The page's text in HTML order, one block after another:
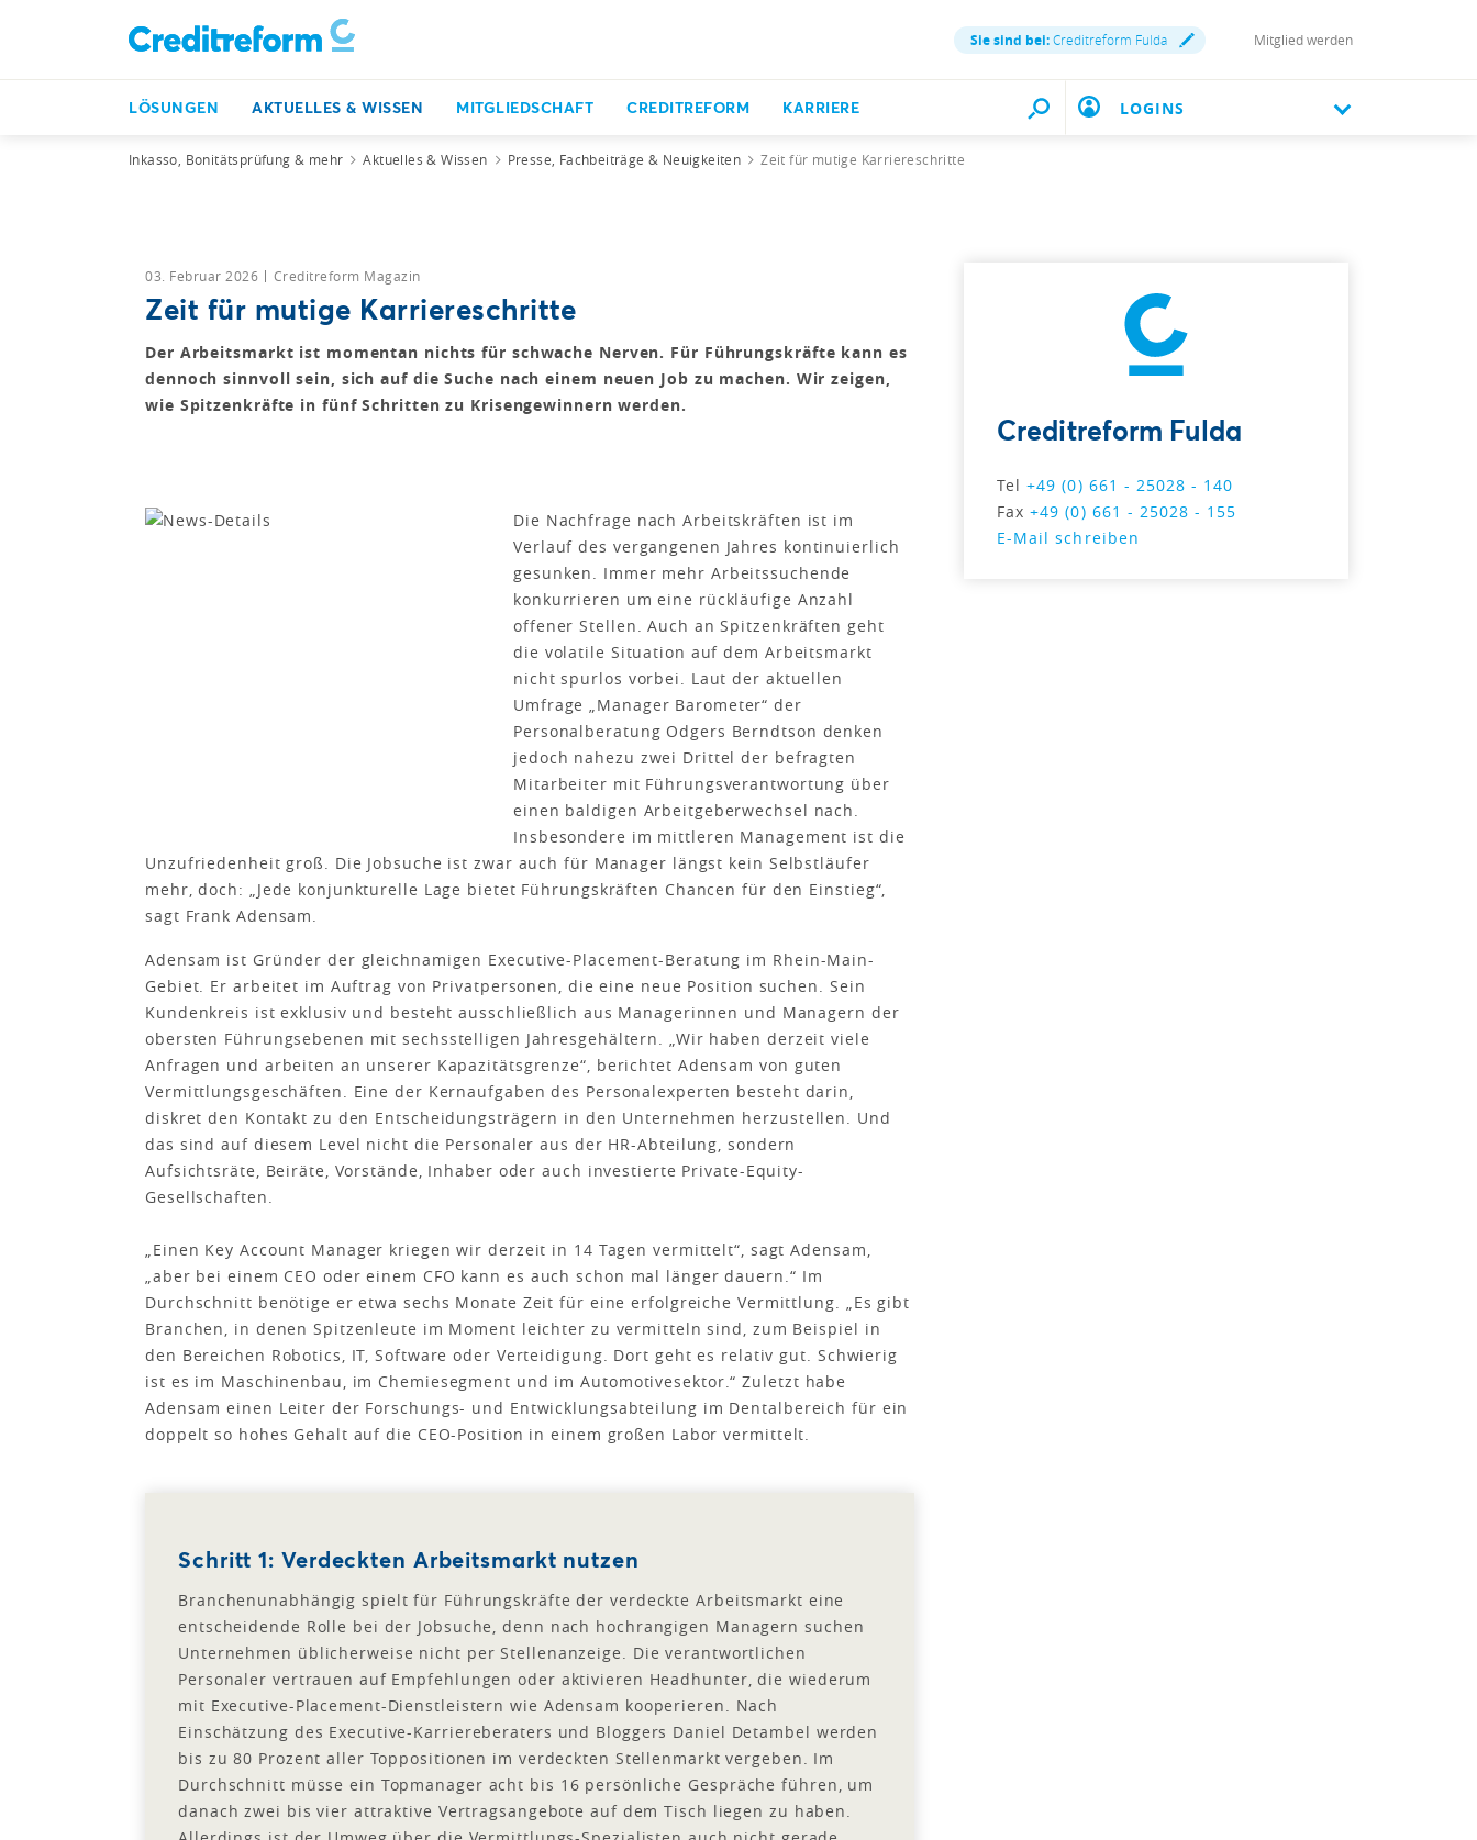
Sie sind bei:Creditreform Fulda Mitglied werden
LÖSUNGEN AKTUELLES & WISSEN MITGLIEDSCHAFT CREDITREFORM KARRIERE LOGINS
Inkasso, Bonitätsprüfung & mehr Aktuelles & Wissen Presse, Fachbeiträge & Neuigkeiten Zeit für mutige Karriereschritte
03. Februar 2026 Creditreform Magazin
Zeit für mutige Karriereschritte
Der Arbeitsmarkt ist momentan nichts für schwache Nerven. Für Führungskräfte kann es
dennoch sinnvoll sein, sich auf die Suche nach einem neuen Job zu machen. Wir zeigen,
wie Spitzenkräfte in fünf Schritten zu Krisengewinnern werden.
Die Nachfrage nach Arbeitskräften ist im
Verlauf des vergangenen Jahres kontinuierlich
gesunken. Immer mehr Arbeitssuchende
konkurrieren um eine rückläufige Anzahl
offener Stellen. Auch an Spitzenkräften geht
die volatile Situation auf dem Arbeitsmarkt
nicht spurlos vorbei. Laut der aktuellen
Umfrage „Manager Barometer“ der
Personalberatung Odgers Berndtson denken
jedoch nahezu zwei Drittel der befragten
Mitarbeiter mit Führungsverantwortung über
einen baldigen Arbeitgeberwechsel nach.
Insbesondere im mittleren Management ist die
Unzufriedenheit groß. Die Jobsuche ist zwar auch für Manager längst kein Selbstläufer
mehr, doch: „Jede konjunkturelle Lage bietet Führungskräften Chancen für den Einstieg“,
sagt Frank Adensam.
Adensam ist Gründer der gleichnamigen Executive-Placement-Beratung im Rhein-Main-
Gebiet. Er arbeitet im Auftrag von Privatpersonen, die eine neue Position suchen. Sein
Kundenkreis ist exklusiv und besteht ausschließlich aus Managerinnen und Managern der
obersten Führungsebenen mit sechsstelligen Jahresgehältern. „Wir haben derzeit viele
Anfragen und arbeiten an unserer Kapazitätsgrenze“, berichtet Adensam von guten
Vermittlungsgeschäften. Eine der Kernaufgaben des Personalexperten besteht darin,
diskret den Kontakt zu den Entscheidungsträgern in den Unternehmen herzustellen. Und
das sind auf diesem Level nicht die Personaler aus der HR-Abteilung, sondern
Aufsichtsräte, Beiräte, Vorstände, Inhaber oder auch investierte Private-Equity-
Gesellschaften.
„Einen Key Account Manager kriegen wir derzeit in 14 Tagen vermittelt“, sagt Adensam,
„aber bei einem CEO oder einem CFO kann es auch schon mal länger dauern.“ Im
Durchschnitt benötige er etwa sechs Monate Zeit für eine erfolgreiche Vermittlung. „Es gibt
Branchen, in denen Spitzenleute im Moment leichter zu vermitteln sind, zum Beispiel in
den Bereichen Robotics, IT, Software oder Verteidigung. Dort geht es relativ gut. Schwierig
ist es im Maschinenbau, im Chemiesegment und im Automotivesektor.“ Zuletzt habe
Adensam einen Leiter der Forschungs- und Entwicklungsabteilung im Dentalbereich für ein
doppelt so hohes Gehalt auf die CEO-Position in einem großen Labor vermittelt.
Schritt 1: Verdeckten Arbeitsmarkt nutzen
Branchenunabhängig spielt für Führungskräfte der verdeckte Arbeitsmarkt eine
entscheidende Rolle bei der Jobsuche, denn nach hochrangigen Managern suchen
Unternehmen üblicherweise nicht per Stellenanzeige. Die verantwortlichen
Personaler vertrauen auf Empfehlungen oder aktivieren Headhunter, die wiederum
mit Executive-Placement-Dienstleistern wie Adensam kooperieren. Nach
Einschätzung des Executive-Karriereberaters und Bloggers Daniel Detambel werden
bis zu 80 Prozent aller Toppositionen im verdeckten Stellenmarkt vergeben. Im
Durchschnitt müsse ein Topmanager acht bis 16 persönliche Gespräche führen, um
danach zwei bis vier attraktive Vertragsangebote auf dem Tisch liegen zu haben.
Creditreform Fulda
Tel+49 (0) 661 - 25028 - 140
Fax+49 (0) 661 - 25028 - 155
E-Mail schreiben